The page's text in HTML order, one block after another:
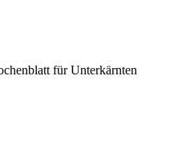
für Unterkärnten